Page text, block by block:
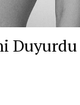
Duyurdu